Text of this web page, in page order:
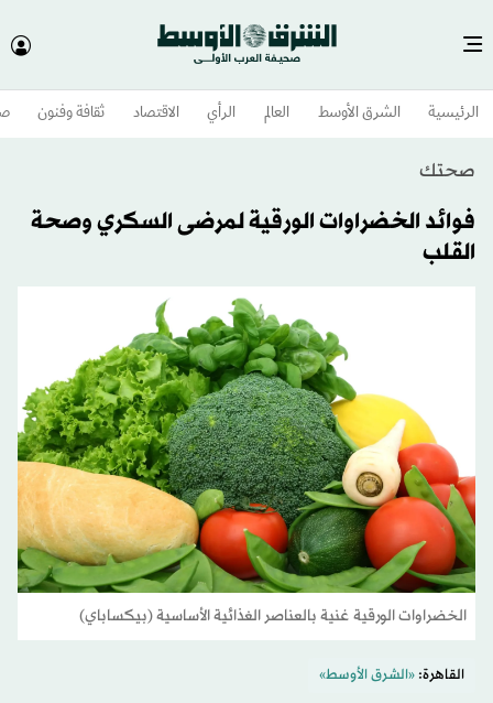
الرئيسية الشرق الأوسط​ العالم الرأي الاقتصاد ثقافة وفنون
صحتك
فوائد الخضراوات الورقية لمرضى السكري وصحة
القلب
الخضراوات الورقية غنية بالعناصر الغذائية الأساسية (بيكساباي)
القاهرة:«الشرق الأوسط»